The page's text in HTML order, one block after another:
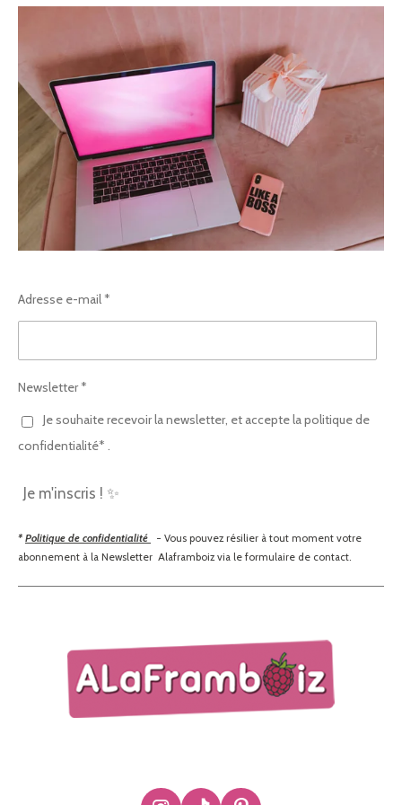
Adresse e-mail *
Newsletter *
Je souhaite recevoir la newsletter, et accepte la politique de
confidentialité* .
Je m'inscris ! ✨
* Politique de confidentialité
- Vous pouvez résilier à tout moment votre
abonnement à la Newsletter Alaframboiz via le formulaire de contact.